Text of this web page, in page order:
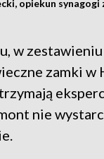
opiekun synagogi
w
zamki
nie